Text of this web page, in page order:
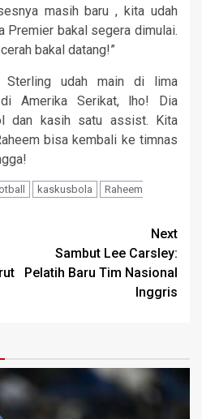
masih baru , kita udah
Premier bakal segera dimulai.
bakal datang!”
Sterling udah main di lima
di Amerika Serikat, lho! Dia
dan kasih satu assist. Kita
bisa kembali ke timnas
kaskusbola
Raheem
Next
Sambut Lee Carsley:
Pelatih Baru Tim Nasional
Inggris